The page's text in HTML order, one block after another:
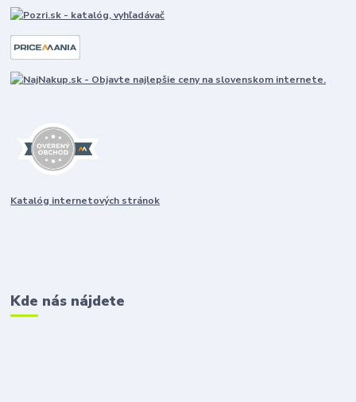
Katalóg internetových stránok
Kde nás nájdete